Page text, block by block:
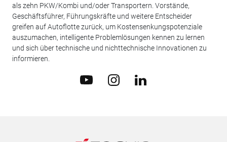
als zehn PKW/Kombi und/oder Transportern. Vorstände,
Geschäftsführer, Führungskräfte und weitere Entscheider
greifen auf Autoflotte zurück, um Kostensenkungspotenziale
auszumachen, intelligente Problemlösungen kennen zu lernen
und sich über technische und nichttechnische Innovationen zu
informieren.